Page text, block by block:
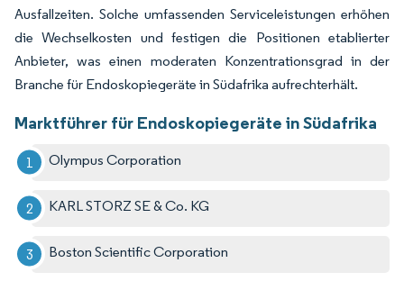
Ausfallzeiten. Solche umfassenden Serviceleistungen erhöhen
die Wechselkosten und festigen die Positionen etablierter
Anbieter, was einen moderaten Konzentrationsgrad in der
Branche für Endoskopiegeräte in Südafrika aufrechterhält.
Marktführer für Endoskopiegeräte in Südafrika
Olympus Corporation
KARL STORZ SE & Co. KG
Boston Scientific Corporation